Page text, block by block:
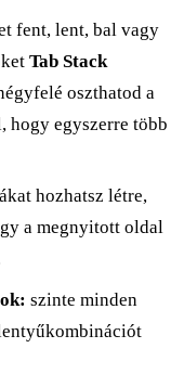
fent, lent, bal vagy
Tab Stack
oszthatod a
hogy egyszerre több
hozhatsz létre,
a megnyitott oldal
szinte minden